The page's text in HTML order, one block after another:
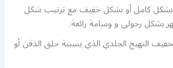
كامل أو بشكل خفيف مع ترتيب شكل
بشكل رجولي و وسامة رائعة.
التهيج الجلدي الذي يسببة حلق الذقن أو